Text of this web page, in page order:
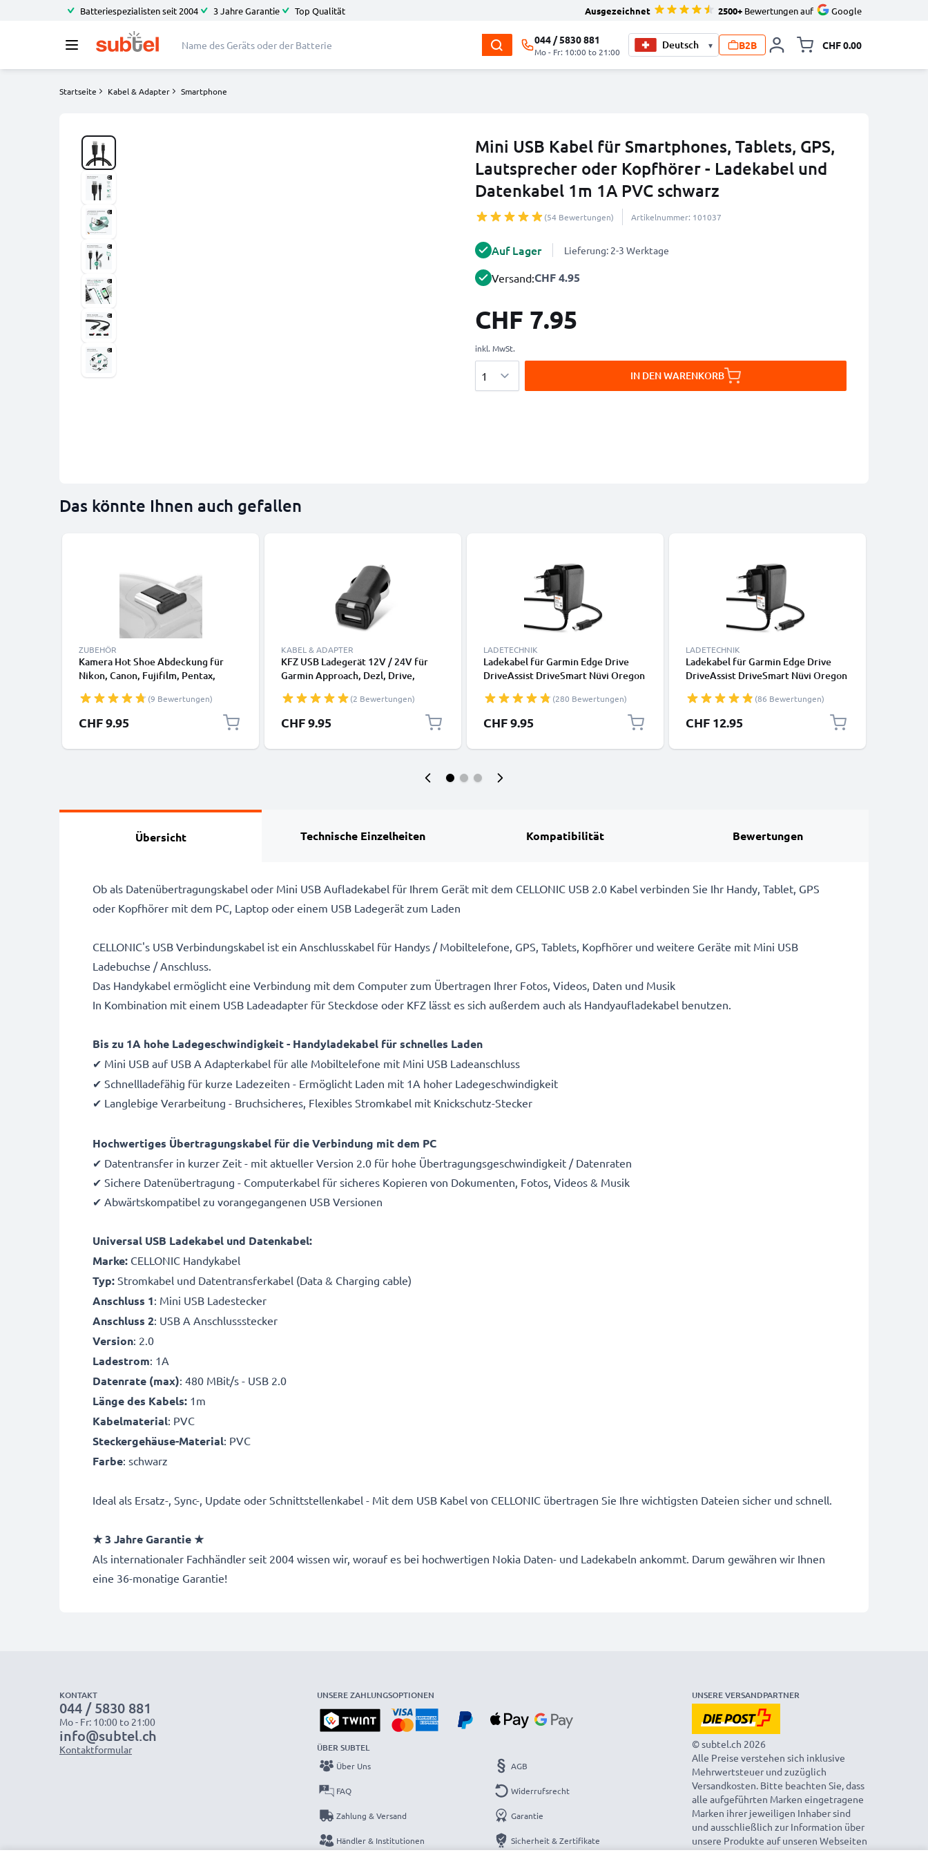
Batteriespezialisten seit 2004 3 Jahre Garantie Top Qualität Ausgezeichnet 2500+ Bewertungen auf Google
044 / 5830 881
Mo - Fr: 10:00 to 21:00
▾ B2B CHF 0.00
Startseite Kabel & Adapter Smartphone
Mini USB Kabel für Smartphones, Tablets, GPS,
Lautsprecher oder Kopfhörer - Ladekabel und
Datenkabel 1m 1A PVC schwarz
(54 Bewertungen) Artikelnummer: 101037
Auf Lager Lieferung: 2-3 Werktage
Versand:CHF 4.95
CHF 7.95
inkl. MwSt.
IN DEN WARENKORB
Das könnte Ihnen auch gefallen
ZUBEHÖR
Kamera Hot Shoe Abdeckung für
Nikon, Canon, Fujifilm, Pentax,
CELLONIC
(9 Bewertungen)
CHF 9.95
KABEL & ADAPTER
KFZ USB Ladegerät 12V / 24V für
Garmin Approach, Dezl, Drive,
eTrex, GPSMAP, Nüvi, Oregon, Zumo
USB Ladeadapter Ladegerät
(2 Bewertungen)
CHF 9.95
LADETECHNIK
Ladekabel für Garmin Edge Drive
DriveAssist DriveSmart Nüvi Oregon
USB Ladegerät , 1A / 1000mA
Ladekabel 1.1m - Netzteil, Steckdose
(280 Bewertungen)
CHF 9.95
LADETECHNIK
Ladekabel für Garmin Edge Drive
DriveAssist DriveSmart Nüvi Oregon
USB Ladegerät , 2A / 2000mA
Ladekabel 1,2m - Netzteil, Steckdose
(86 Bewertungen)
CHF 12.95
Übersicht Technische Einzelheiten Kompatibilität Bewertungen
Ob als Datenübertragungskabel oder Mini USB Aufladekabel für Ihrem Gerät mit dem CELLONIC USB 2.0 Kabel verbinden Sie Ihr Handy, Tablet, GPS
oder Kopfhörer mit dem PC, Laptop oder einem USB Ladegerät zum Laden
CELLONIC's USB Verbindungskabel ist ein Anschlusskabel für Handys / Mobiltelefone, GPS, Tablets, Kopfhörer und weitere Geräte mit Mini USB
Ladebuchse / Anschluss.
Das Handykabel ermöglicht eine Verbindung mit dem Computer zum Übertragen Ihrer Fotos, Videos, Daten und Musik
In Kombination mit einem USB Ladeadapter für Steckdose oder KFZ lässt es sich außerdem auch als Handyaufladekabel benutzen.
Bis zu 1A hohe Ladegeschwindigkeit - Handyladekabel für schnelles Laden
✔ Mini USB auf USB A Adapterkabel für alle Mobiltelefone mit Mini USB Ladeanschluss
✔ Schnellladefähig für kurze Ladezeiten - Ermöglicht Laden mit 1A hoher Ladegeschwindigkeit
✔ Langlebige Verarbeitung - Bruchsicheres, Flexibles Stromkabel mit Knickschutz-Stecker
Hochwertiges Übertragungskabel für die Verbindung mit dem PC
✔ Datentransfer in kurzer Zeit - mit aktueller Version 2.0 für hohe Übertragungsgeschwindigkeit / Datenraten
✔ Sichere Datenübertragung - Computerkabel für sicheres Kopieren von Dokumenten, Fotos, Videos & Musik
✔ Abwärtskompatibel zu vorangegangenen USB Versionen
Universal USB Ladekabel und Datenkabel:
Marke: CELLONIC Handykabel
Typ: Stromkabel und Datentransferkabel (Data & Charging cable)
Anschluss 1: Mini USB Ladestecker
Anschluss 2: USB A Anschlussstecker
Version: 2.0
Ladestrom: 1A
Datenrate (max): 480 MBit/s - USB 2.0
Länge des Kabels: 1m
Kabelmaterial: PVC
Steckergehäuse-Material: PVC
Farbe: schwarz
Ideal als Ersatz-, Sync-, Update oder Schnittstellenkabel - Mit dem USB Kabel von CELLONIC übertragen Sie Ihre wichtigsten Dateien sicher und schnell.
★ 3 Jahre Garantie ★
Als internationaler Fachhändler seit 2004 wissen wir, worauf es bei hochwertigen Nokia Daten- und Ladekabeln ankommt. Darum gewähren wir Ihnen
eine 36-monatige Garantie!
KONTAKT
044 / 5830 881
Mo - Fr: 10:00 to 21:00
info@subtel.ch
Kontaktformular
UNSERE ZAHLUNGSOPTIONEN
ÜBER SUBTEL
Über Uns
FAQ
Zahlung & Versand
Händler & Institutionen
AGB
Widerrufsrecht
Garantie
Sicherheit & Zertifikate
UNSERE VERSANDPARTNER
© subtel.ch 2026
Alle Preise verstehen sich inklusive
Mehrwertsteuer und zuzüglich
Versandkosten. Bitte beachten Sie, dass
alle aufgeführten Marken eingetragene
Marken ihrer jeweiligen Inhaber sind
und ausschließlich zur Information über
unsere Produkte auf unseren Webseiten
genannt werden.